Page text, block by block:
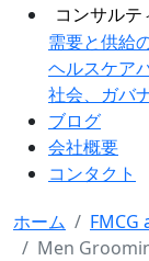
コンサルテ
需要と供給
ヘルスケア
社会、ガバ
ブログ
会社概要
コンタクト
ホーム
FMCG
Men